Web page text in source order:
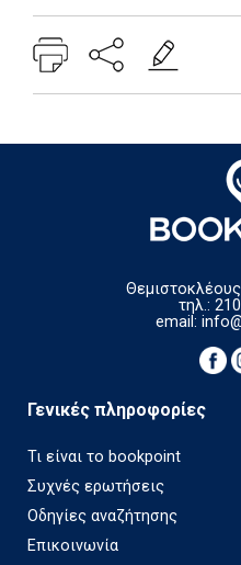
τηλ.:
email:
Γενικές πληροφορίες
Τι είναι το bookpoint
Συχνές ερωτήσεις
Οδηγίες αναζήτησης
Επικοινωνία